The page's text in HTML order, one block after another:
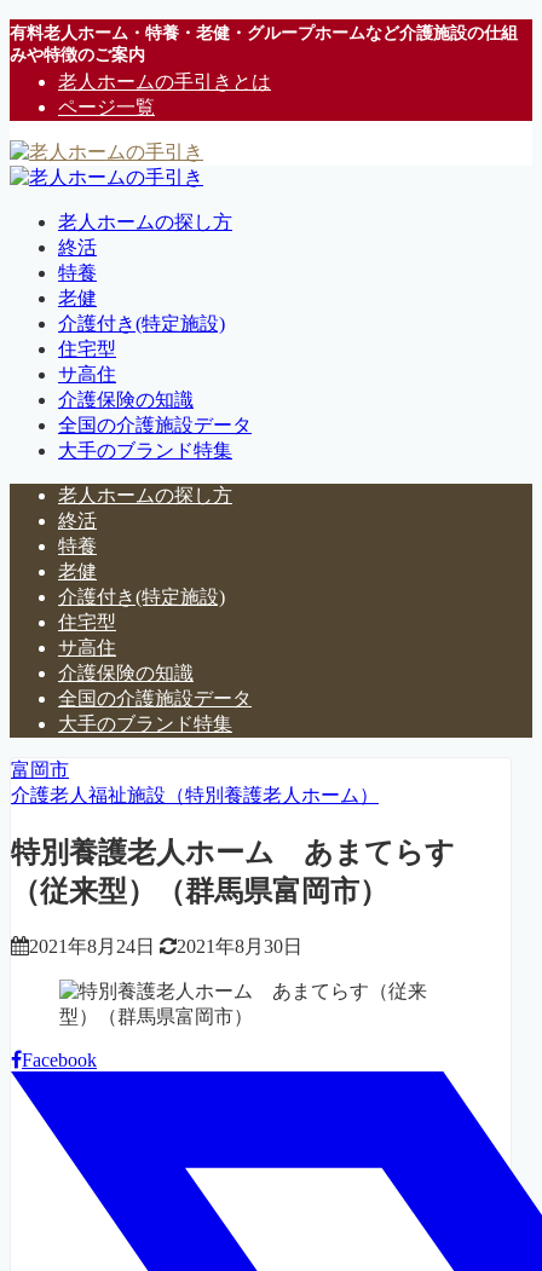
有料老人ホーム・特養・老健・グループホームなど介護施設の仕組
みや特徴のご案内
老人ホームの手引きとは
ページ一覧
老人ホームの探し方
終活
特養
老健
介護付き(特定施設)
住宅型
サ高住
介護保険の知識
全国の介護施設データ
大手のブランド特集
老人ホームの探し方
終活
特養
老健
介護付き(特定施設)
住宅型
サ高住
介護保険の知識
全国の介護施設データ
大手のブランド特集
富岡市
介護老人福祉施設（特別養護老人ホーム）
特別養護老人ホーム あまてらす
（従来型）（群馬県富岡市）
2021年8月24日 2021年8月30日
Facebook